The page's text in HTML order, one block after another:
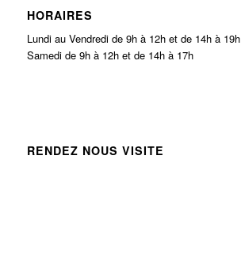
HORAIRES
Lundi au Vendredi de 9h à 12h et de 14h à 19h
Samedi de 9h à 12h et de 14h à 17h
RENDEZ NOUS VISITE